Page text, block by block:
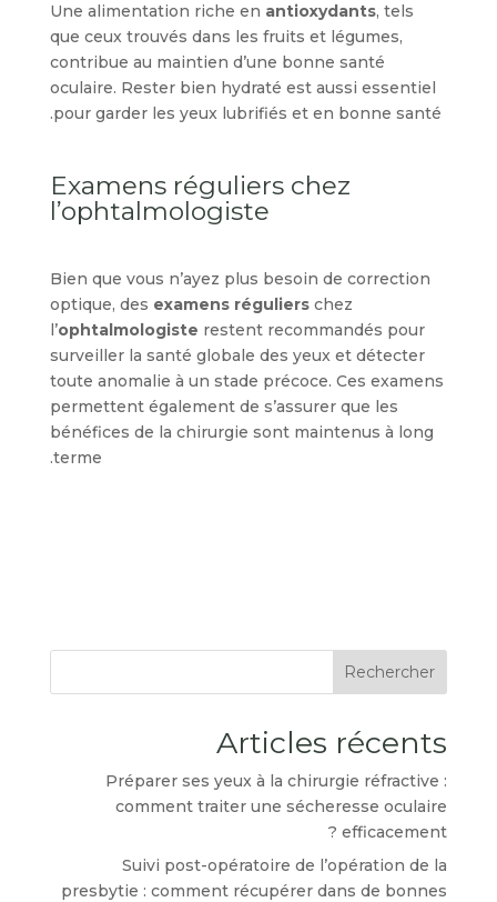
Une alimentation riche en antioxydants, tels
que ceux trouvés dans les fruits et légumes,
contribue au maintien d’une bonne santé
oculaire. Rester bien hydraté est aussi essentiel
pour garder les yeux lubrifiés et en bonne santé.
Examens réguliers chez
l’ophtalmologiste
Bien que vous n’ayez plus besoin de correction
optique, des examens régulierschez
l’ophtalmologiste restent recommandés pour
surveiller la santé globale des yeux et détecter
toute anomalie à un stade précoce. Ces examens
permettent également de s’assurer que les
bénéfices de la chirurgie sont maintenus à long
terme.
Rechercher
Articles récents
Préparer ses yeux à la chirurgie réfractive :
comment traiter une sécheresse oculaire
efficacement ?
Suivi post-opératoire de l’opération de la
presbytie : comment récupérer dans de bonnes